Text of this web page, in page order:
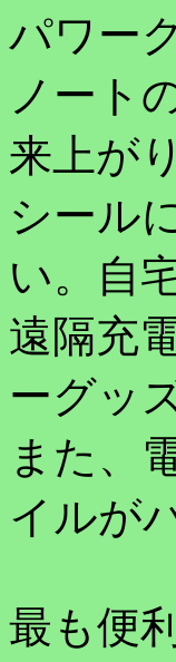
パワー
ノート
来上が
シール
い。自
遠隔充
ーグッ
また、
イルが
最も便